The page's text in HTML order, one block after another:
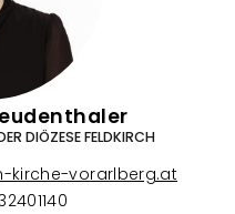
DIÖZESE FELDKIRCH
kirche-vorarlberg.at